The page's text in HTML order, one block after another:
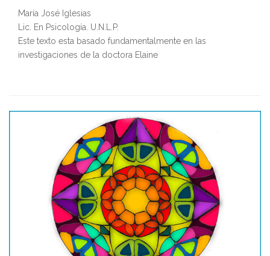
María José Iglesias
Lic. En Psicología. U.N.L.P.
Este texto esta basado fundamentalmente en las
investigaciones de la doctora Elaine